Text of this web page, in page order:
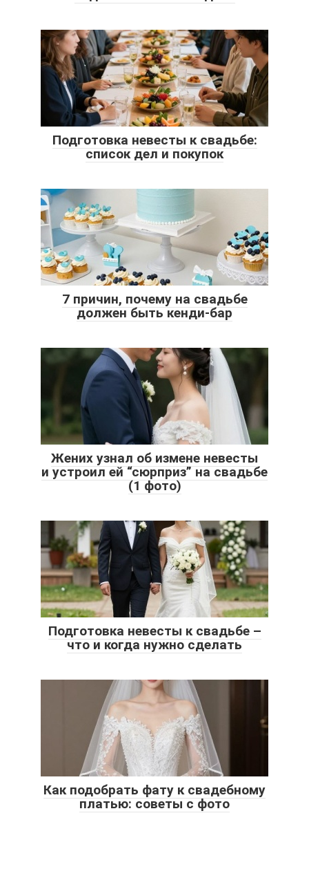
Подготовка невесты к свадьбе:
список дел и покупок
7 причин, почему на свадьбе
должен быть кенди-бар
Жених узнал об измене невесты
и устроил ей “сюрприз” на свадьбе
(1 фото)
Подготовка невесты к свадьбе –
что и когда нужно сделать
Как подобрать фату к свадебному
платью: советы с фото